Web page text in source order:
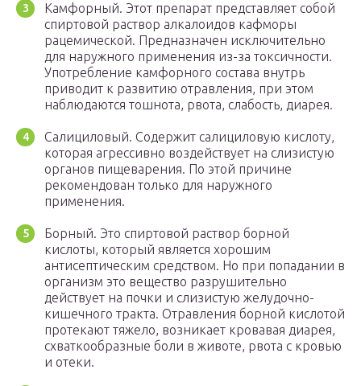
Камфорный. Этот препарат представляет собой
спиртовой раствор алкалоидов кафморы
рацемической. Предназначен исключительно
для наружного применения из-за токсичности.
Употребление камфорного состава внутрь
приводит к развитию отравления, при этом
наблюдаются тошнота, рвота, слабость, диарея.
Салициловый. Содержит салициловую кислоту,
которая агрессивно воздействует на слизистую
органов пищеварения. По этой причине
рекомендован только для наружного
применения.
Борный. Это спиртовой раствор борной
кислоты, который является хорошим
антисептическим средством. Но при попадании в
организм это вещество разрушительно
действует на почки и слизистую желудочно-
кишечного тракта. Отравления борной кислотой
протекают тяжело, возникает кровавая диарея,
схваткообразные боли в животе, рвота с кровью
и отеки.